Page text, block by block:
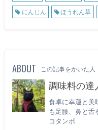
にんじん ほうれん草
ABOUT この記事をかいた人
調味料の達
食卓に幸運と美
も足腰、鼻と舌
コタンポ